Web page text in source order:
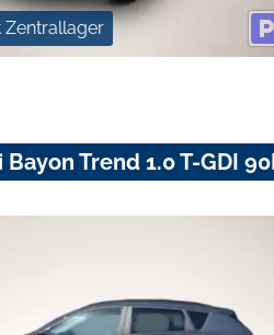
Zentrallager
Bayon Trend 1.0 T-GDI